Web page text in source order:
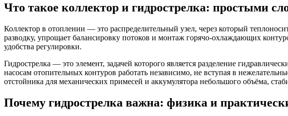
Что такое коллектор и гидрострелка: простыми
Коллектор в отоплении — это распределительный узел, через который
разводку, упрощает балансировку потоков и монтаж горячо-охлаждающих
удобства регулировки.
Гидрострелка — это элемент, задачей которого является разделение
насосам отопительных контуров работать независимо, не вступая в
отстойника для механических примесей и аккумулятора небольшого объёма,
Почему гидрострелка важна: физика и